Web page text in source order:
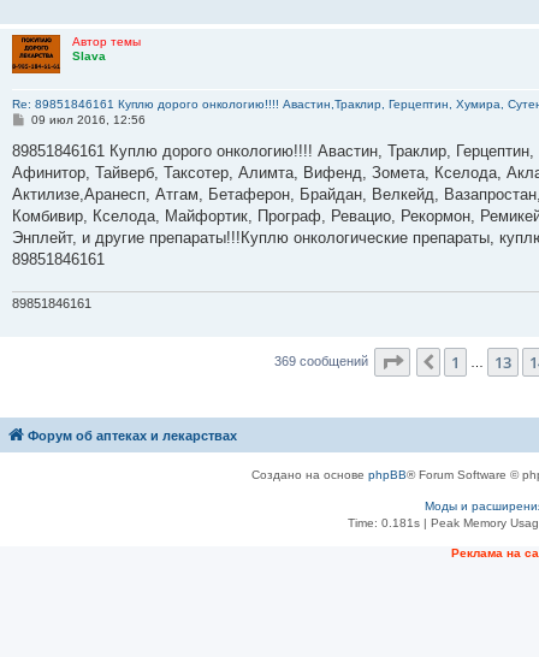
Автор темы
Slava
Re: 89851846161 Куплю дорого онкологию!!!! Авастин,Траклир, Герцептин, Хумира,
С
о
щ
е
и
е
09 июл 2016, 12:56
89851846161 Куплю дорого онкологию!!!! Авастин, Траклир,
Афинитор, Тайверб, Таксотер, Алимта, Вифенд, Зомета, Кселода,
Актилизе,Аранесп, Атгам, Бетаферон, Брайдан, Велкейд,
Комбивир, Кселода, Майфортик, Програф, Ревацио, Рекормон,
Энплейт, и другие препараты!!!Куплю онкологические препараты,
89851846161
89851846161
369 сообщений Страница 15из
Пред.
1 … 13
Форум об аптеках и лекарствах
Создано на основе phpBB® Forum Software ©
Моды и
Time: 0.181s| Peak Memory
Рeклама на